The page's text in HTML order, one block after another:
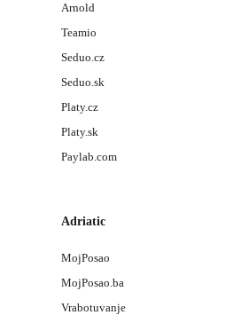
Arnold
Teamio
Seduo.cz
Seduo.sk
Platy.cz
Platy.sk
Paylab.com
Adriatic
MojPosao
MojPosao.ba
Vrabotuvanje